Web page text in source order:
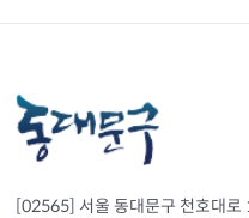
[02565] 서울 동대문구 천호대로